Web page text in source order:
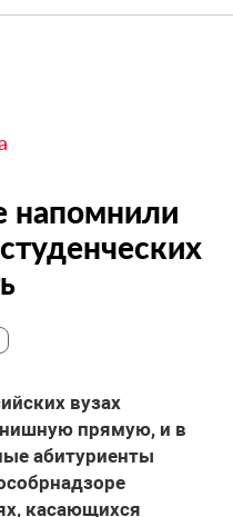
напомнили
вузах
прямую, и в
абитуриенты
касающихся